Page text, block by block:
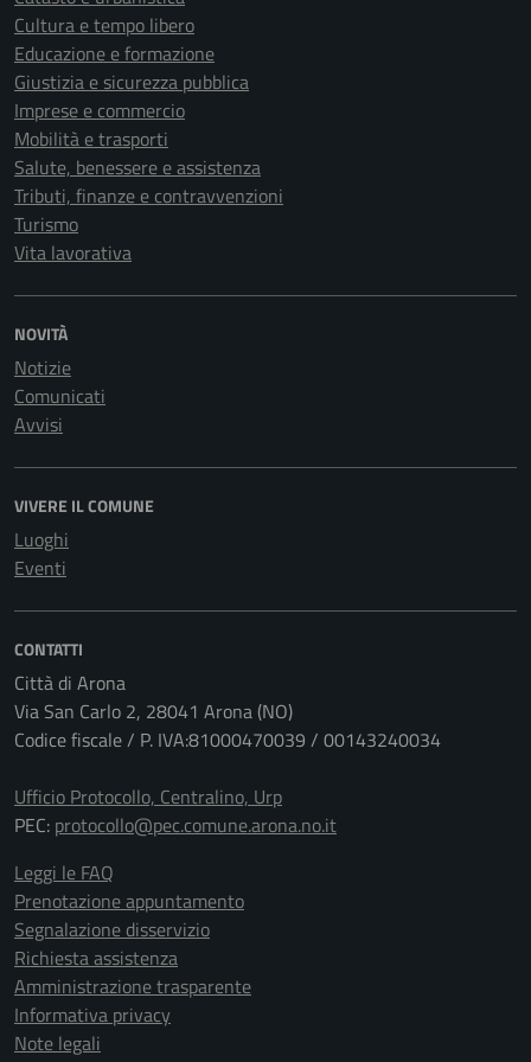
Cultura e tempo libero
Educazione e formazione
Giustizia e sicurezza pubblica
Imprese e commercio
Mobilità e trasporti
Salute, benessere e assistenza
Tributi, finanze e contravvenzioni
Turismo
Vita lavorativa
NOVITÀ
Notizie
Comunicati
Avvisi
VIVERE IL COMUNE
Luoghi
Eventi
CONTATTI
Città di Arona
Via San Carlo 2, 28041 Arona (NO)
Codice fiscale / P. IVA:81000470039 / 00143240034
Ufficio Protocollo, Centralino, Urp
PEC: protocollo@pec.comune.arona.no.it
Leggi le FAQ
Prenotazione appuntamento
Segnalazione disservizio
Richiesta assistenza
Amministrazione trasparente
Informativa privacy
Note legali